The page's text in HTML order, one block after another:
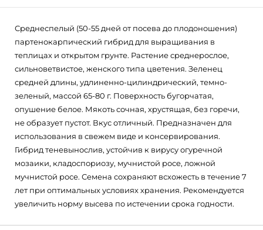
Среднеспелый (50-55 дней от посева до плодоношения)
партенокарпический гибрид для выращивания в
теплицах и открытом грунте. Растение среднерослое,
сильноветвистое, женского типа цветения. Зеленец
средней длины, удлиненно-цилиндрический, темно-
зеленый, массой 65-80 г. Поверхность бугорчатая,
опушение белое. Мякоть сочная, хрустящая, без горечи,
не образует пустот. Вкус отличный. Предназначен для
использования в свежем виде и консервирования.
Гибрид теневынослив, устойчив к вирусу огуречной
мозаики, кладоспориозу, мучнистой росе, ложной
мучнистой росе. Семена сохраняют всхожесть в течение 7
лет при оптимальных условиях хранения. Рекомендуется
увеличить норму высева по истечении срока годности.